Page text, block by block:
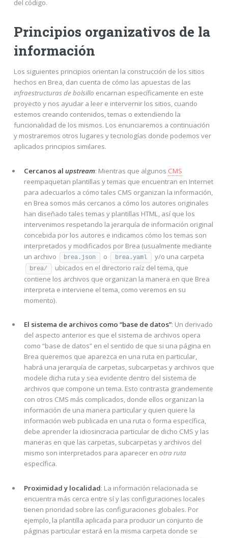
del código.
Principios organizativos de la
información
Los siguientes principios orientan la construcción de los sitios
hechos en Brea, dan cuenta de cómo las apuestas de las
infraestructuras de bolsillo encarnan específicamente en este
proyecto y nos ayudar a leer e intervernir los sitios, cuando
estemos creando contenidos, temas o extendiendo la
funcionalidad de los mismos. Los enunciaremos a continuación
y mostraremos otros lugares y tecnologías donde podemos ver
aplicados principios similares.
Cercanos al upstream: Mientras que algunos CMS
reempaquetan plantillas y temas que encuentran en Internet
para adecuarlos a cómo tales CMS organizan la información,
en Brea somos más cercanos a cómo los autores originales
han diseñado tales temas y plantillas HTML, así que los
intervenimos respetando la jerarquía de información original
concebida por los autores e indicamos cómo los temas son
interpretados y modificados por Brea (usualmente mediante
un archivo
brea.json o brea.yaml y/o una carpeta
brea/
ubicados en el directorio raíz del tema, que
contiene los archivos que organizan la manera en que Brea
interpreta e interviene el tema, como veremos en su
momento).
El sistema de archivos como “base de datos”: Un derivado
del aspecto anterior es que el sistema de archivos opera
como “base de datos” en el sentido de que si una página en
Brea queremos que aparezca en una ruta en particular,
habrá una jerarquía de carpetas, subcarpetas y archivos que
modele dicha ruta y sea evidente dentro del sistema de
archivos que compone un tema. Esto contrasta grandemente
con otros CMS más complicados, donde ellos organizan la
información de una manera particular y quien quiere la
información web publicada en una ruta o forma específica,
debe aprender la idiosincracia particular de dicho CMS y las
maneras en que las carpetas, subcarpetas y archivos del
mismo son interpretados para aparecer en otra ruta
específica.
Proximidad y localidad: La información relacionada se
encuentra más cerca entre sí y las configuraciones locales
tienen prioridad sobre las configuraciones globales. Por
ejemplo, la plantilla aplicada para producir un conjunto de
páginas particular estará en la misma carpeta donde se